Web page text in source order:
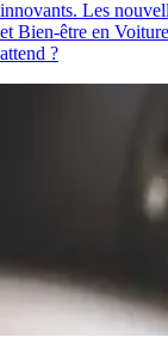
innovants. Les
et Bien-être en
attend ?